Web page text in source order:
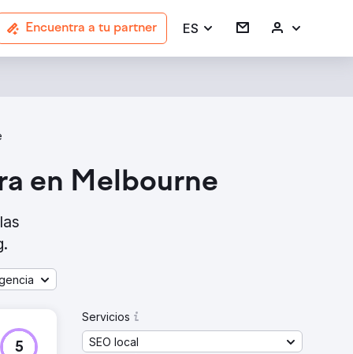
Encuentra a tu partner ES
en Melbourne
5
Servicios
SEO local